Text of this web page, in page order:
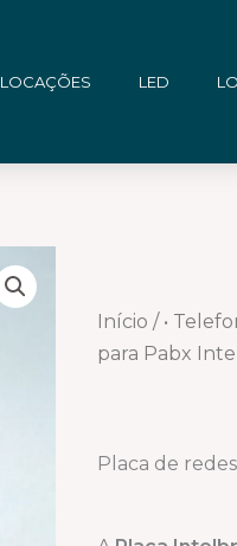
LOCAÇÕES LED
Início / •
para Pabx
Placa de